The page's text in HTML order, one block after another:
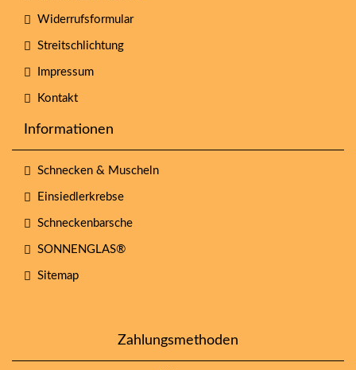
Widerrufsformular
Streitschlichtung
Impressum
Kontakt
Informationen
Schnecken & Muscheln
Einsiedlerkrebse
Schneckenbarsche
SONNENGLAS®
Sitemap
Zahlungsmethoden